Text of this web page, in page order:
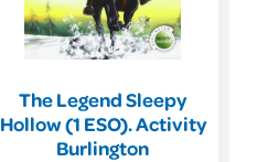
The Legend Sleepy
Hollow (1 ESO). Activity
Burlington